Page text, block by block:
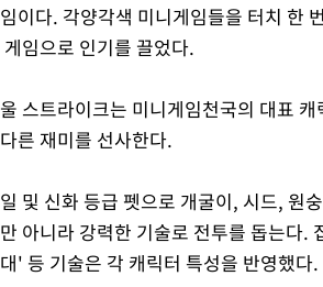
이다. 각양각색 미니게임들을 터치 한
임으로 인기를 끌었다.
스트라이크는 미니게임천국의 대표
른 재미를 선사한다.
및 신화 등급 펫으로 개굴이, 시드, 원
아니라 강력한 기술로 전투를 돕는다
' 등 기술은 각 캐릭터 특성을 반영했다.